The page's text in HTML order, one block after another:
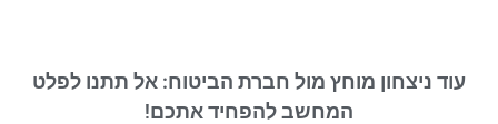
עוד ניצחון מוחץ מול חברת הביטוח: אל תתנו לפלט
המחשב להפחיד אתכם!